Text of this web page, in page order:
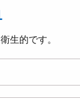
生的です。